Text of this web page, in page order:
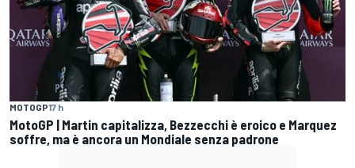
MOTOGP17 h
MotoGP | Martin capitalizza, Bezzecchi è eroico e Marquez
soffre, ma è ancora un Mondiale senza padrone